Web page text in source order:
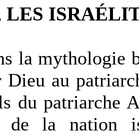
LES
la mythologie
Dieu au
du patriarche
de la nation